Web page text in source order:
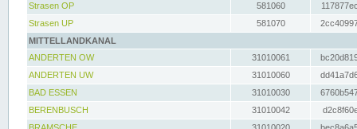
Strasen OP
581060
Strasen UP
581070
MITTELLANDKANAL
ANDERTEN OW
31010061
ANDERTEN UW
31010060
BAD ESSEN
31010030
BERENBUSCH
31010042